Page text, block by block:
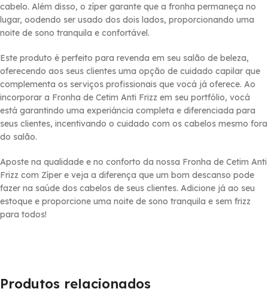
cabelo. Além disso, o zí­per garante que a fronha permaneça no
lugar, oodendo ser usado dos dois lados, proporcionando uma
noite de sono tranquila e confortável.
Este produto é perfeito para revenda em seu salão de beleza,
oferecendo aos seus clientes uma opção de cuidado capilar que
complementa os serviços profissionais que vocá já oferece. Ao
incorporar a Fronha de Cetim Anti Frizz em seu portfólio, vocá
está garantindo uma experiáncia completa e diferenciada para
seus clientes, incentivando o cuidado com os cabelos mesmo fora
do salão.
Aposte na qualidade e no conforto da nossa Fronha de Cetim Anti
Frizz com Zí­per e veja a diferença que um bom descanso pode
fazer na saúde dos cabelos de seus clientes. Adicione já ao seu
estoque e proporcione uma noite de sono tranquila e sem frizz
para todos!
Produtos relacionados